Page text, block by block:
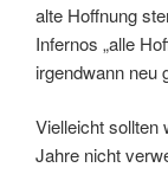
alte Hoffnung
Infernos „alle
irgendwann neu
Vielleicht sollten
Jahre nicht